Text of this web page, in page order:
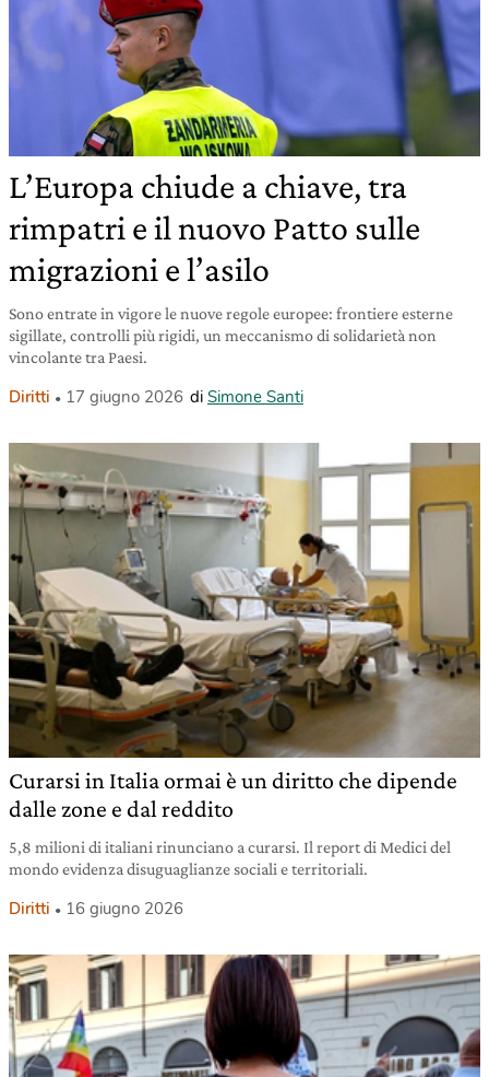
L’Europa chiude a chiave, tra
rimpatri e il nuovo Patto sulle
migrazioni e l’asilo
Sono entrate in vigore le nuove regole europee: frontiere esterne
sigillate, controlli più rigidi, un meccanismo di solidarietà non
vincolante tra Paesi.
Diritti 17 giugno 2026 di Simone Santi
Curarsi in Italia ormai è un diritto che dipende
dalle zone e dal reddito
5,8 milioni di italiani rinunciano a curarsi. Il report di Medici del
mondo evidenza disuguaglianze sociali e territoriali.
Diritti 16 giugno 2026